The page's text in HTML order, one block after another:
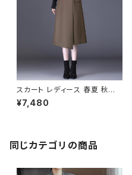
スカート レディース 春夏 秋冬
春 夏 秋 冬 黒 Aラインスカート
ラップスカート ミディアム丈 ミモ
ミディアム ひざ下 ひざ丈 ブラッ
ク カーキ ブラウン オフィス カ
0代 30代 40代 C-SAW0024
¥7,480
同じカテゴリの商品